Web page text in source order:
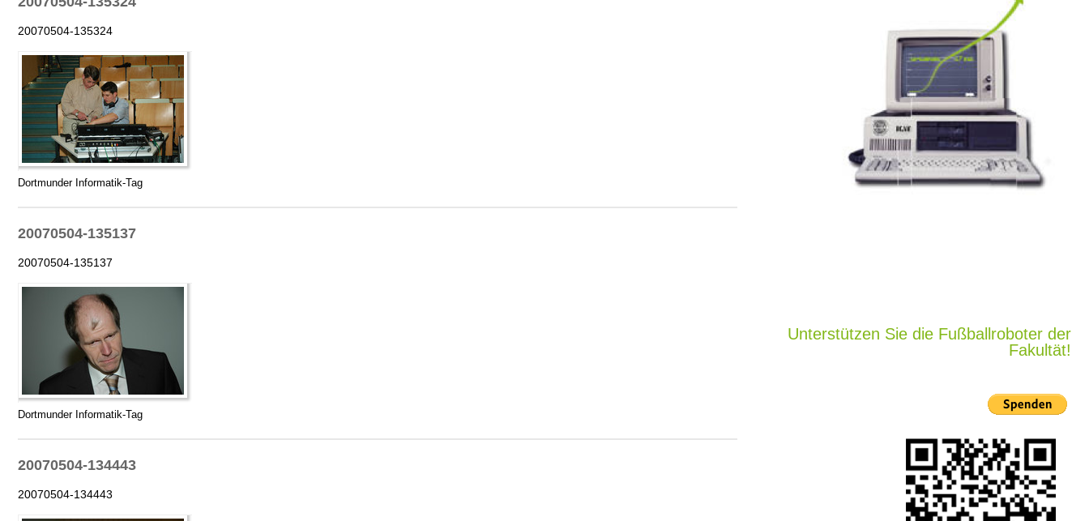
20070504-135324
Dortmunder Informatik-Tag
20070504-135137
20070504-135137
Dortmunder Informatik-Tag
20070504-134443
20070504-134443
Unterstützen Sie die Fußballroboter der
Fakultät!